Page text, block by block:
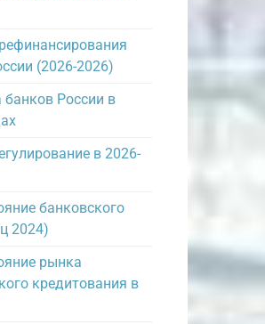
(2026-2026)
России в
в 2026-
банковского
2024)
рынка
кредитования в